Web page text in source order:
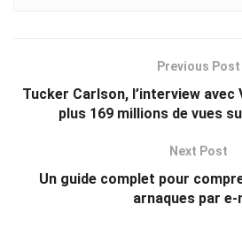
Previous Post
Tucker Carlson, l’interview
plus 169 millions de vues
Next Post
Un guide complet pour
arnaques par e-